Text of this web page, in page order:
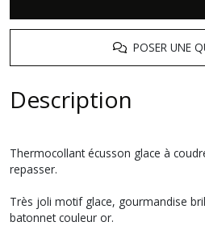
POSER UNE
Description
Thermocollant écusson glace à
repasser.
Très joli motif glace, gourmandise
batonnet couleur or.